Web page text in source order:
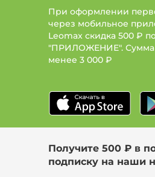
При оформлении
через мобильное
Leomax скидка 500 ₽
"ПРИЛОЖЕНИЕ". Сумма
менее 3 000 ₽
Получите 500 ₽ в
подписку на наши